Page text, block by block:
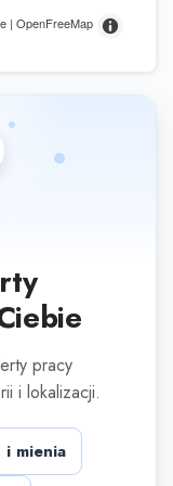
| OpenFreeMap
pracy
i lokalizacji.
mienia